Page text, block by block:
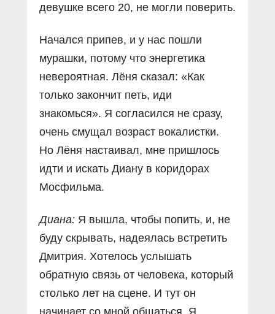
девушке всего 20, не могли поверить.
Начался припев, и у нас пошли
мурашки, потому что энергетика
невероятная. Лёня сказал: «Как
только закончит петь, иди
знакомься». Я согласился не сразу,
очень смущал возраст вокалистки.
Но Лёня настаивал, мне пришлось
идти и искать Диану в коридорах
Мосфильма.
Диана: Я вышла, чтобы попить, и, не
буду скрывать, надеялась встретить
Дмитрия. Хотелось услышать
обратную связь от человека, который
столько лет на сцене. И тут он
начинает со мной общаться. Я